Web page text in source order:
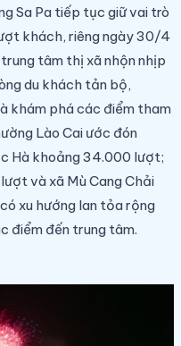
Sa Pa tiếp tục giữ vai trò
khách, riêng ngày 30/4
tâm thị xã nhộn nhịp
du khách tản bộ,
khám phá các điểm tham
Lào Cai ước đón
Hà khoảng 34.000 lượt;
và xã Mù Cang Chải
xu hướng lan tỏa rộng
điểm đến trung tâm.